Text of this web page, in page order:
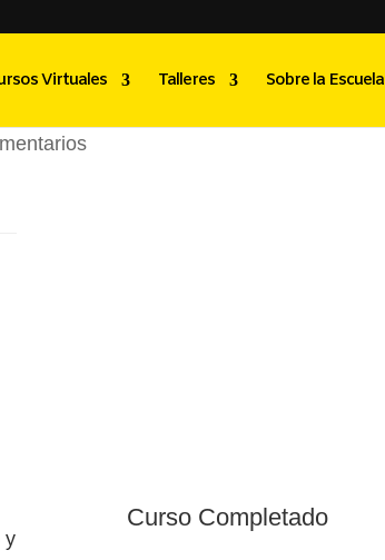
Virtuales Talleres Sobre la Escuela
y
Curso Completado